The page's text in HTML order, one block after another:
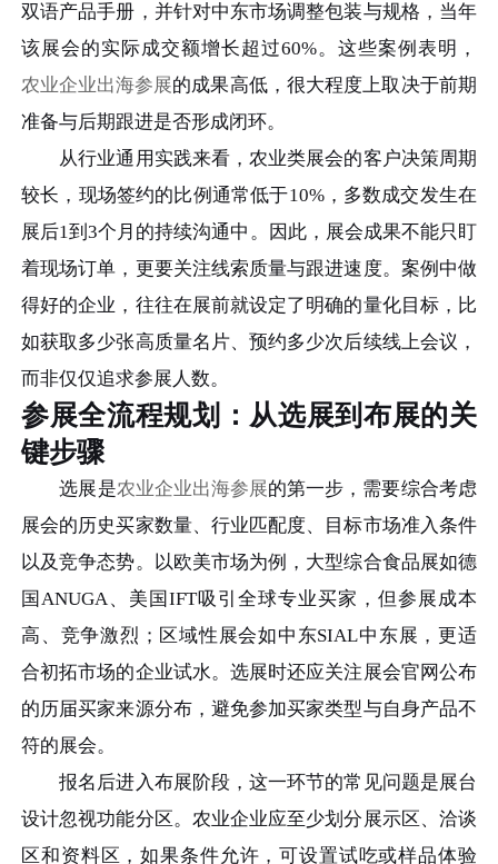
双语产品手册，并针对中东市场调整包装与规格，当年
该展会的实际成交额增长超过60%。这些案例表明，
农业企业出海参展的成果高低，很大程度上取决于前期
准备与后期跟进是否形成闭环。
从行业通用实践来看，农业类展会的客户决策周期
较长，现场签约的比例通常低于10%，多数成交发生在
展后1到3个月的持续沟通中。因此，展会成果不能只盯
着现场订单，更要关注线索质量与跟进速度。案例中做
得好的企业，往往在展前就设定了明确的量化目标，比
如获取多少张高质量名片、预约多少次后续线上会议，
而非仅仅追求参展人数。
参展全流程规划：从选展到布展的关
键步骤
选展是农业企业出海参展的第一步，需要综合考虑
展会的历史买家数量、行业匹配度、目标市场准入条件
以及竞争态势。以欧美市场为例，大型综合食品展如德
国ANUGA、美国IFT吸引全球专业买家，但参展成本
高、竞争激烈；区域性展会如中东SIAL中东展，更适
合初拓市场的企业试水。选展时还应关注展会官网公布
的历届买家来源分布，避免参加买家类型与自身产品不
符的展会。
报名后进入布展阶段，这一环节的常见问题是展台
设计忽视功能分区。农业企业应至少划分展示区、洽谈
区和资料区，如果条件允许，可设置试吃或样品体验